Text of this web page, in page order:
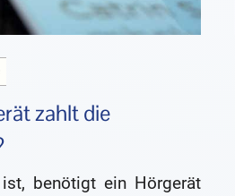
zahlt die
benötigt ein Hörgerät